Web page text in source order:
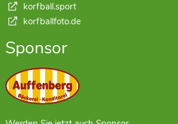
korfball.sport
korfballfoto.de
Sponsor